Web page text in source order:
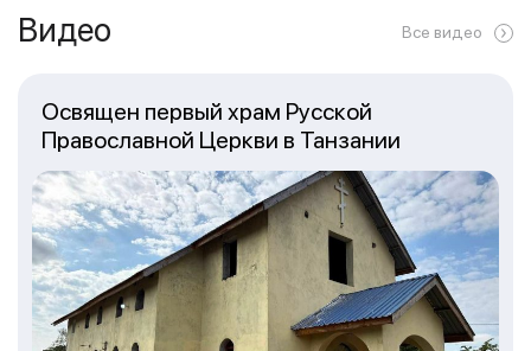
Видео Все видео
Освящен первый храм Русской
Православной Церкви в Танзании